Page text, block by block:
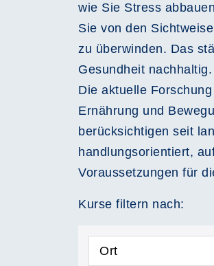
wie Sie Stress
Sie von den
zu überwinden. Das
Gesundheit nachhaltig.
Die aktuelle
Ernährung und
berücksichtigen seit
handlungsorientiert,
Voraussetzungen für
Kurse filtern nach:
Ort